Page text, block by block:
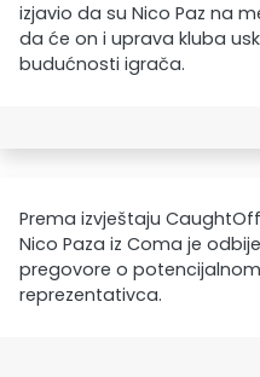
izjavio da su Nico Paz na
da će on i uprava kluba
budućnosti igrača.
Prema izvještaju
Nico Paza iz Coma je
pregovore o
reprezentativca.